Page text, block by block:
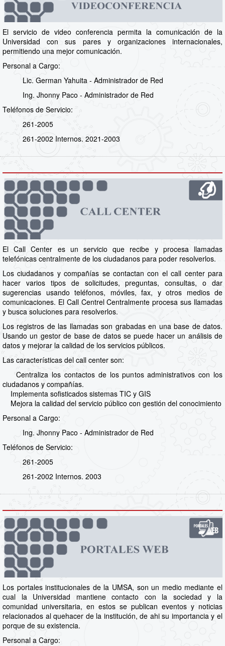
El servicio de video conferencia permita la comunicación de la
Universidad con sus pares y organizaciones internacionales,
permitiendo una mejor comunicación.
Personal a Cargo:
Lic. German Yahuita - Administrador de Red
Ing. Jhonny Paco - Administrador de Red
Teléfonos de Servicio:
261-2005
261-2002 Internos. 2021-2003
El Call Center es un servicio que recibe y procesa llamadas
telefónicas centralmente de los ciudadanos para poder resolverlos.
Los ciudadanos y compañías se contactan con el call center para
hacer varios tipos de solicitudes, preguntas, consultas, o dar
sugerencias usando teléfonos, móviles, fax, y otros medios de
comunicaciones. El Call Centrel Centralmente procesa sus llamadas
y busca soluciones para resolverlos.
Los registros de las llamadas son grabadas en una base de datos.
Usando un gestor de base de datos se puede hacer un análisis de
datos y mejorar la calidad de los servicios públicos.
Las características del call center son:
Centraliza los contactos de los puntos administrativos con los
ciudadanos y compañías.
Implementa sofisticados sistemas TIC y GIS
Mejora la calidad del servicio público con gestión del conocimiento
Personal a Cargo:
Ing. Jhonny Paco - Administrador de Red
Teléfonos de Servicio:
261-2005
261-2002 Internos. 2003
Los portales institucionales de la UMSA, son un medio mediante el
cual la Universidad mantiene contacto con la sociedad y la
comunidad universitaria, en estos se publican eventos y noticias
relacionados al quehacer de la institución, de ahi su importancia y el
porque de su existencia.
Personal a Cargo: